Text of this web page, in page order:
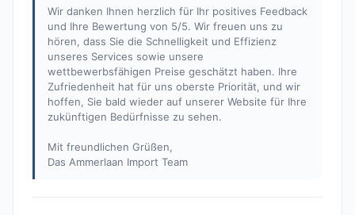
Wir danken Ihnen herzlich für Ihr positives Feedback
und Ihre Bewertung von 5/5. Wir freuen uns zu
hören, dass Sie die Schnelligkeit und Effizienz
unseres Services sowie unsere
wettbewerbsfähigen Preise geschätzt haben. Ihre
Zufriedenheit hat für uns oberste Priorität, und wir
hoffen, Sie bald wieder auf unserer Website für Ihre
zukünftigen Bedürfnisse zu sehen.
Mit freundlichen Grüßen,
Das Ammerlaan Import Team